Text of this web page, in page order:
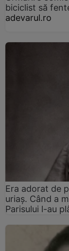
biciclist să
adevarul.ro
Era adorat de
uriaș. Când a
Parisului l-au